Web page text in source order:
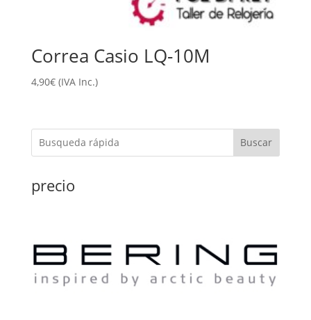
Correa Casio LQ-10M
4,90€ (IVA Inc.)
Buscar
precio